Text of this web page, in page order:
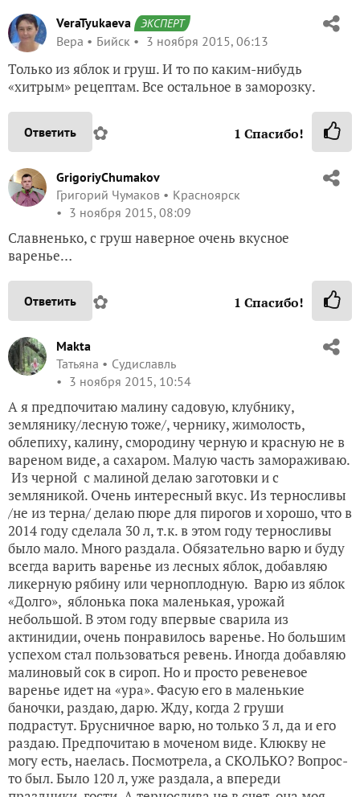
VeraTyukaeva ЭКСПЕРТ
Вера Бийск 3 ноября 2015, 06:13
Только из яблок и груш. И то по каким-нибудь
«хитрым» рецептам. Все остальное в заморозку.
Ответить ✿ 1 Спасибо!
GrigoriyChumakov
Григорий Чумаков
Красноярск
3 ноября 2015, 08:09
Славненько, с груш наверное очень вкусное
варенье…
Ответить ✿ 1 Спасибо!
Makta
Татьяна
Судиславль
3 ноября 2015, 10:54
А я предпочитаю малину садовую, клубнику,
землянику/лесную тоже/, чернику, жимолость,
облепиху, калину, смородину черную и красную не в
вареном виде, а сахаром. Малую часть замораживаю.
Из черной с малиной делаю заготовки и с
земляникой. Очень интересный вкус. Из терносливы
/не из терна/ делаю пюре для пирогов и хорошо, что в
2014 году сделала 30 л, т.к. в этом году терносливы
было мало. Много раздала. Обязательно варю и буду
всегда варить варенье из лесных яблок, добавляю
ликерную рябину или черноплодную. Варю из яблок
«Долго», яблонька пока маленькая, урожай
небольшой. В этом году впервые сварила из
актинидии, очень понравилось варенье. Но большим
успехом стал пользоваться ревень. Иногда добавляю
малиновый сок в сироп. Но и просто ревеневое
варенье идет на «ура». Фасую его в маленькие
баночки, раздаю, дарю. Жду, когда 2 груши
подрастут. Брусничное варю, но только 3 л, да и его
раздаю. Предпочитаю в моченом виде. Клюкву не
могу есть, наелась. Посмотрела, а СКОЛЬКО? Вопрос-
то был. Было 120 л, уже раздала, а впереди